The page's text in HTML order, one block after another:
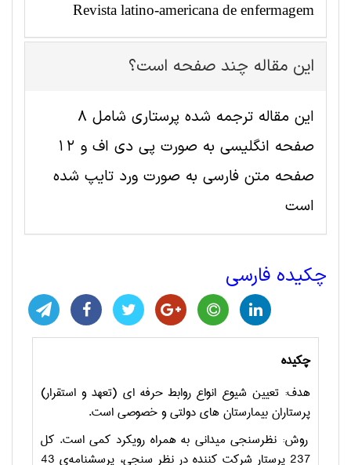
Revista latino-americana de enfermagem
این مقاله چند صفحه است؟
این مقاله ترجمه شده پرستاری شامل 8
صفحه انگلیسی به صورت پی دی اف و 12
صفحه متن فارسی به صورت ورد تایپ شده
است
چکیده فارسی
چکیده
هدف: تعیین شیوع انواع روابط حرفه ای (تعهد و استقرار)
پرستاران بیمارستان های دولتی و خصوصی است.
روش: نظرسنجی میدانی به همراه رویکرد کمی است. کل
237 پرستار شرکت کننده در نظر سنجی، پرسشنامه‌ی 43